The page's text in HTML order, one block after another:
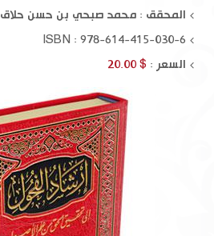
المحقق : محمد صبحي بن حسن حلاق
ISBN : 978-614-415-030-6
السعر : $ 20.00